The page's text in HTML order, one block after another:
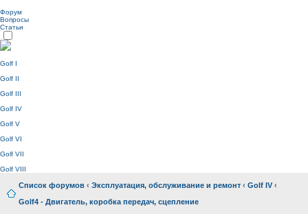
Форум
Вопросы
Статьи
Golf I
Golf II
Golf III
Golf IV
Golf V
Golf VI
Golf VII
Golf VIII
Список форумов ‹ Эксплуатация, обслуживание и ремонт ‹ Golf IV ‹
Golf4 - Двигатель, коробка передач, сцепление